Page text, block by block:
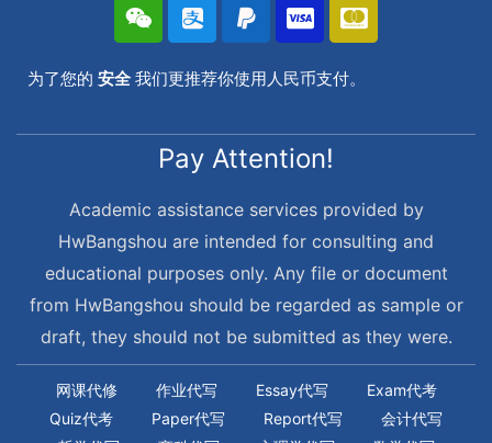
为了您的 安全 我们更推荐你使用人民币支付。
Pay Attention!
Academic assistance services provided by
HwBangshou are intended for consulting and
educational purposes only. Any file or document
from HwBangshou should be regarded as sample or
draft, they should not be submitted as they were.
网课代修 作业代写 Essay代写
Exam代考
Quiz代考
Paper代写 Report代写
会计代写